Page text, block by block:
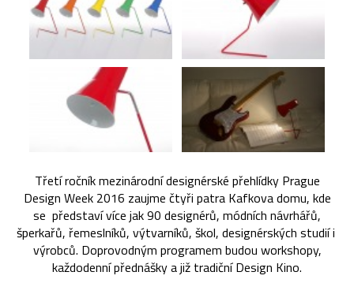
Třetí ročník mezinárodní designérské přehlídky Prague
Design Week 2016 zaujme čtyři patra Kafkova domu, kde
se představí více jak 90 designérů, módních návrhářů,
šperkařů, řemeslníků, výtvarníků, škol, designérských studií i
výrobců. Doprovodným programem budou workshopy,
každodenní přednášky a již tradiční Design Kino.